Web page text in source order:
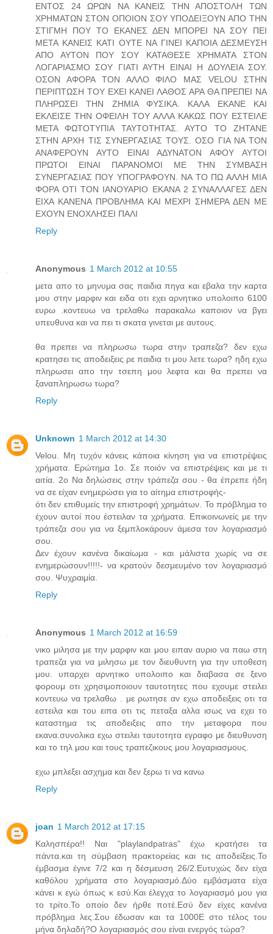
ΕΝΤΟΣ 24 ΩΡΩΝ ΝΑ ΚΑΝΕΙΣ ΤΗΝ ΑΠΟΣΤΟΛΗ ΤΩΝ
ΧΡΗΜΑΤΩΝ ΣΤΟΝ ΟΠΟΙΟΝ ΣΟΥ ΥΠΟΔΕΙΞΟΥΝ ΑΠΟ ΤΗΝ
ΣΤΙΓΜΗ ΠΟΥ ΤΟ ΕΚΑΝΕΣ ΔΕΝ ΜΠΟΡΕΙ ΝΑ ΣΟΥ ΠΕΙ
ΜΕΤΑ ΚΑΝΕΙΣ ΚΑΤΙ ΟΥΤΕ ΝΑ ΓΙΝΕΙ ΚΑΠΟΙΑ ΔΕΣΜΕΥΣΗ
ΑΠΟ ΑΥΤΟΝ ΠΟΥ ΣΟΥ ΚΑΤΑΘΕΣΕ ΧΡΗΜΑΤΑ ΣΤΟΝ
ΛΟΓΑΡΙΑΣΜΟ ΣΟΥ ΓΙΑΤΙ ΑΥΤΗ ΕΙΝΑΙ Η ΔΟΥΛΕΙΑ ΣΟΥ.
ΟΣΟΝ ΑΦΟΡΑ ΤΟΝ ΑΛΛΟ ΦΙΛΟ ΜΑΣ VELOU ΣΤΗΝ
ΠΕΡΙΠΤΩΣΗ ΤΟΥ ΕΧΕΙ ΚΑΝΕΙ ΛΑΘΟΣ ΑΡΑ ΘΑ ΠΡΕΠΕΙ ΝΑ
ΠΛΗΡΩΣΕΙ ΤΗΝ ΖΗΜΙΑ ΦΥΣΙΚΑ. ΚΑΛΑ ΕΚΑΝΕ ΚΑΙ
ΕΚΛΕΙΣΕ ΤΗΝ ΟΦΕΙΛΗ ΤΟΥ ΑΛΛΑ ΚΑΚΩΣ ΠΟΥ ΕΣΤΕΙΛΕ
ΜΕΤΑ ΦΩΤΟΤΥΠΙΑ ΤΑΥΤΟΤΗΤΑΣ. ΑΥΤΟ ΤΟ ΖΗΤΑΝΕ
ΣΤΗΝ ΑΡΧΗ ΤΙΣ ΣΥΝΕΡΓΑΣΙΑΣ ΤΟΥΣ. ΟΣΟ ΓΙΑ ΝΑ ΤΟΝ
ΑΝΑΦΕΡΟΥΝ ΑΥΤΟ ΕΙΝΑΙ ΑΔΥΝΑΤΟΝ ΑΦΟΥ ΑΥΤΟΙ
ΠΡΩΤΟΙ ΕΙΝΑΙ ΠΑΡΑΝΟΜΟΙ ΜΕ ΤΗΝ ΣΥΜΒΑΣΗ
ΣΥΝΕΡΓΑΣΙΑΣ ΠΟΥ ΥΠΟΓΡΑΦΟΥΝ. ΝΑ ΤΟ ΠΩ ΑΛΛΗ ΜΙΑ
ΦΟΡΑ ΟΤΙ ΤΟΝ ΙΑΝΟΥΑΡΙΟ ΕΚΑΝΑ 2 ΣΥΝΑΛΛΑΓΕΣ ΔΕΝ
ΕΙΧΑ ΚΑΝΕΝΑ ΠΡΟΒΛΗΜΑ ΚΑΙ ΜΕΧΡΙ ΣΗΜΕΡΑ ΔΕΝ ΜΕ
ΕΧΟΥΝ ΕΝΟΧΛΗΣΕΙ ΠΑΛΙ
Reply
Anonymous 1 March 2012 at 10:55
μετα απο το μηνυμα σας παιδια πηγα και εβαλα την καρτα
μου στην μαρφιν και ειδα οτι εχει αρνητικο υπολοιπο 6100
ευρω .κοντευω να τρελαθω παρακαλω καποιον να βγει
υπευθυνα και να πει τι σκατα γινεται με αυτους.
θα πρεπει να πληρωσω τωρα στην τραπεζα? δεν εχω
κρατησει τις αποδειξεις ρε παιδια τι μου λετε τωρα? ηδη εχω
πληρωσει απο την τσεπη μου λεφτα και θα πρεπει να
ξαναπληρωσω τωρα?
Reply
Unknown 1 March 2012 at 14:30
Velou. Μη τυχόν κάνεις κάποια κίνηση για να επιστρέψεις
χρήματα. Ερώτημα 1ο. Σε ποιόν να επιστρέψεις και με τι
αιτία. 2ο Να δηλώσεις στην τράπεζα σου - θα έπρεπε ήδη
να σε είχαν ενημερώσει για το αίτημα επιστροφής-
ότι δεν επιθυμείς την επιστροφή χρημάτων. Το πρόβλημα το
έχουν αυτοί που έστειλαν τα χρήματα. Επικοινωνείς με την
τράπεζα σου για να ξεμπλοκάρουν άμεσα τον λογαριασμό
σου.
Δεν έχουν κανένα δικαίωμα - και μάλιστα χωρίς να σε
ενημερώσουν!!!!!- να κρατούν δεσμευμένο τον λογαριασμό
σου. Ψυχραιμία.
Reply
Anonymous 1 March 2012 at 16:59
νικο μιλησα με την μαρφιν και μου ειπαν αυριο να παω στη
τραπεζα για να μιλησω με τον διευθυντη για την υποθεση
μου. υπαρχει αρνητικο υπολοιπο και διαβασα σε ξενο
φορουμ οτι χρησιμοποιουν ταυτοτητες που εχουμε στειλει
κοντευω να τρελαθω . με ρωτησε αν εχω αποδειξεις οτι τα
εστειλα και του ειπα οτι τις πεταξα αλλα ισως να εχει το
καταστημα τις αποδειξεις απο την μεταφορα που
εκανα.συνολικα εχω στειλει ταυτοτητα εγραφο με διευθυνση
και το τηλ μου και τους τραπεζικους μου λογαριασμους.
εχω μπλεξει ασχημα και δεν ξερω τι να κανω
Reply
joan 1 March 2012 at 17:15
Καλησπέρα!! Ναι "playlandpatras" έχω κρατήσει τα
πάντα.και τη σύμβαση πρακτορείας και τις αποδείξεις.Το
έμβασμα έγινε 7/2 και η δέσμευση 26/2.Ευτυχώς δεν είχα
καθόλου χρήματα στο λογαριασμό.Δύο εμβάσματα είχα
κάνει κ εγώ όπως κ εσύ.Και έλεγχα το λογαριασμό μου για
το τρίτο.Το οποίο δεν ήρθε ποτέ.Εσύ δεν είχες κανένα
πρόβλημα λες.Σου έδωσαν και τα 1000Ε στο τέλος του
μήνα δηλαδή?Ο λογαριασμός σου είναι ενεργός τώρα?